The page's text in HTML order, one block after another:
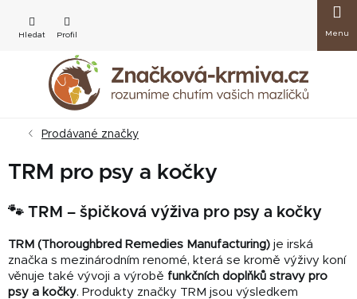
obsah
košík
Prodávané značky
TRM pro psy a kočky
🐾 TRM – špičková výživa pro psy a kočky
TRM (Thoroughbred Remedies Manufacturing) je irská
značka s mezinárodním renomé, která se kromě výživy koní
věnuje také vývoji a výrobě funkčních doplňků stravy pro
psy a kočky. Produkty značky TRM jsou výsledkem